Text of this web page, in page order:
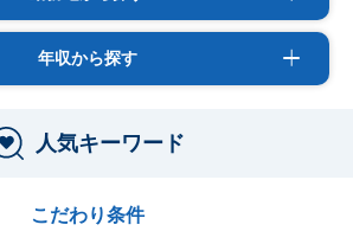
年収から探す
人気キーワード
こだわり条件